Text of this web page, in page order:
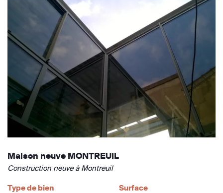
Maison neuve MONTREUIL
Construction neuve à Montreuil
Type de bien
Surface